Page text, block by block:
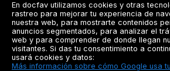
Registrarse
Docfav
En docfav utilizamos cookies y otras
rastreo para mejorar tu experiencia de
nuestra web, para mostrarte contenidos
anuncios segmentados, para analizar el
web y para comprender de donde llegan
visitantes. Si das tu consentimiento a
usará cookies y datos:
Más información sobre cómo Google usa